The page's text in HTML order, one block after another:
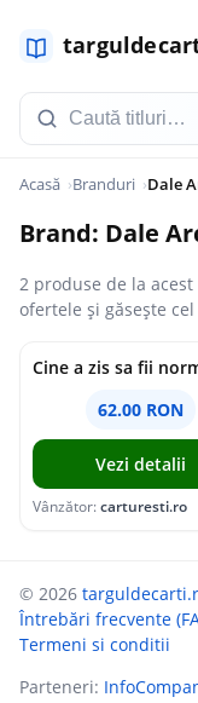
Acasă Branduri Dale
Brand: Dale
2 produse de la
ofertele și găsește
62.00 RON
Vezi detalii
Vânzător:carturesti.ro
© 2026
Întrebări frecvente
Termeni si conditii
Parteneri: